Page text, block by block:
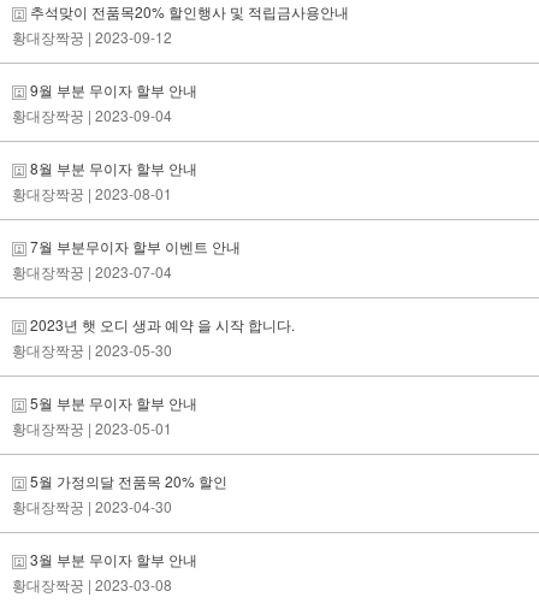
추석맞이 전품목20% 할인행사 및 적립금사용안내
황대장짝꿍 | 2023-09-12
9월 부분 무이자 할부 안내
황대장짝꿍 | 2023-09-04
8월 부분 무이자 할부 안내
황대장짝꿍 | 2023-08-01
7월 부분무이자 할부 이벤트 안내
황대장짝꿍 | 2023-07-04
2023년 햇 오디 생과 예약 을 시작 합니다.
황대장짝꿍 | 2023-05-30
5월 부분 무이자 할부 안내
황대장짝꿍 | 2023-05-01
5월 가정의달 전품목 20% 할인
황대장짝꿍 | 2023-04-30
3월 부분 무이자 할부 안내
황대장짝꿍 | 2023-03-08